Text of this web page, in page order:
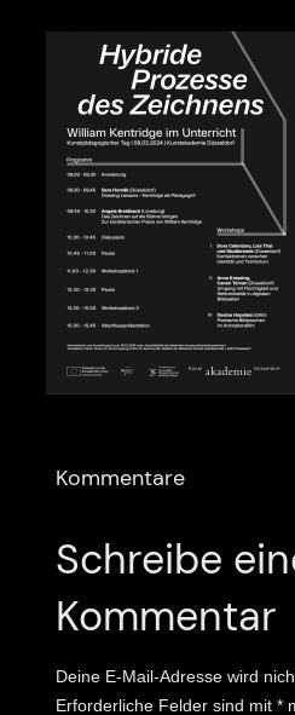
Kommentare
Schreibe
Kommentar
Deine E-Mail-Adresse wird
Erforderliche Felder sind mit *